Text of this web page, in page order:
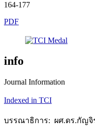
164-177
PDF
info
Journal Information
Indexed in TCI
บรรณาธิการ: ผศ.ดร.กัญจิ